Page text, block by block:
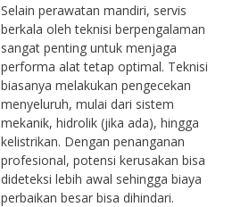
Selain perawatan mandiri, servis
berkala oleh teknisi berpengalaman
sangat penting untuk menjaga
performa alat tetap optimal. Teknisi
biasanya melakukan pengecekan
menyeluruh, mulai dari sistem
mekanik, hidrolik (jika ada), hingga
kelistrikan. Dengan penanganan
profesional, potensi kerusakan bisa
dideteksi lebih awal sehingga biaya
perbaikan besar bisa dihindari.